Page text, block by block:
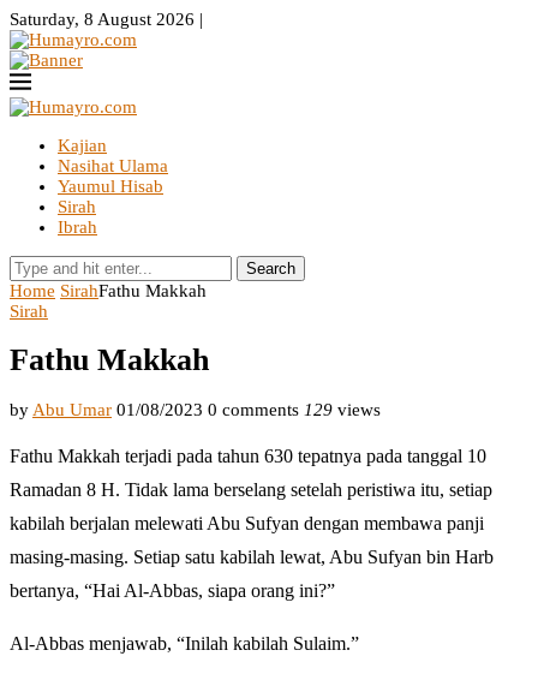
Saturday, 8 August 2026 |
Kajian
Nasihat Ulama
Yaumul Hisab
Sirah
Ibrah
Search
Home SirahFathu Makkah
Sirah
Fathu Makkah
by Abu Umar 01/08/2023 0 comments 129 views
Fathu Makkah terjadi pada tahun 630 tepatnya pada tanggal 10
Ramadan 8 H. Tidak lama berselang setelah peristiwa itu, setiap
kabilah berjalan melewati Abu Sufyan dengan membawa panji
masing-masing. Setiap satu kabilah lewat, Abu Sufyan bin Harb
bertanya, “Hai Al-Abbas, siapa orang ini?”
Al-Abbas menjawab, “Inilah kabilah Sulaim.”